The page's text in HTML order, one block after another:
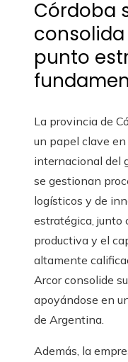
Córdoba
punto
La provincia de
un papel clave
internacional del
se gestionan
logísticos y de
estratégica, junto
productiva y el
altamente
Arcor consolide
apoyándose en
de Argentina.
Además, la